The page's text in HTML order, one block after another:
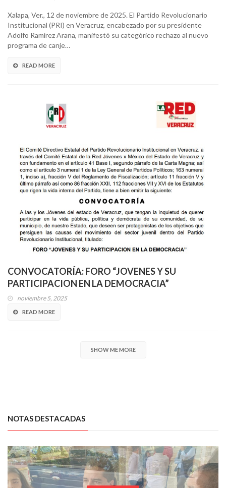
Xalapa, Ver., 12 de noviembre de 2025. El Partido Revolucionario
Institucional (PRI) en Veracruz, encabezado por su presidente
Adolfo Ramírez Arana, manifestó su categórico rechazo al nuevo
programa de canje…
READ MORE
CONVOCATORÍA: FORO “JOVENES Y SU
PARTICIPACION EN LA DEMOCRACIA”
noviembre 5, 2025
READ MORE
SHOW ME MORE
NOTAS DESTACADAS